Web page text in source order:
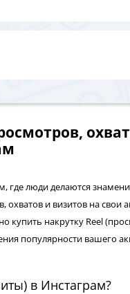
где люди делаются
охватов и визитов на свои
купить накрутку Reel
популярности вашего
в Инстаграм?